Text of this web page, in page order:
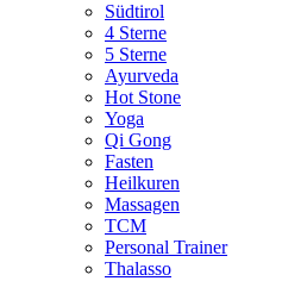
Südtirol
4 Sterne
5 Sterne
Ayurveda
Hot Stone
Yoga
Qi Gong
Fasten
Heilkuren
Massagen
TCM
Personal Trainer
Thalasso